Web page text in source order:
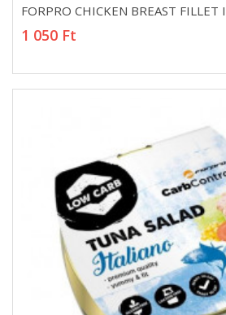
1 050 Ft
FORPRO CHICKEN BREAST FILLET
1 050 Ft